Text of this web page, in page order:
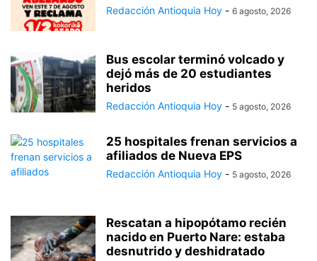
Redacción Antioquia Hoy - 6 agosto, 2026
Bus escolar terminó volcado y
dejó más de 20 estudiantes
heridos
Redacción Antioquia Hoy - 5 agosto, 2026
25 hospitales frenan servicios a
afiliados de Nueva EPS
Redacción Antioquia Hoy - 5 agosto, 2026
Rescatan a hipopótamo recién
nacido en Puerto Nare: estaba
desnutrido y deshidratado